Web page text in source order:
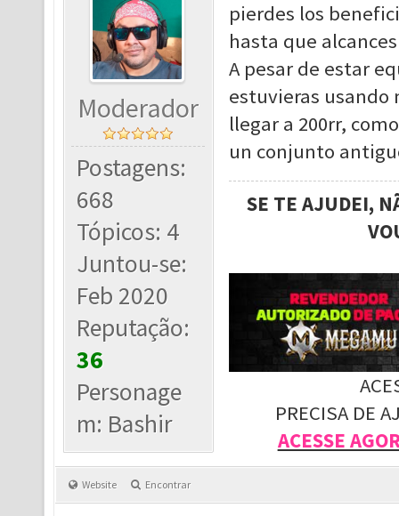
Moderador
Postagens:
668
Tópicos: 4
Juntou-se:
Feb 2020
Reputação:
36
Personage
m: Bashir
pierdes los
hasta que
A pesar de estar
estuvieras usando
llegar a 200rr,
un conjunto
SE TE AJUDEI,
PRECISA DE
ACESSE
Website Encontrar